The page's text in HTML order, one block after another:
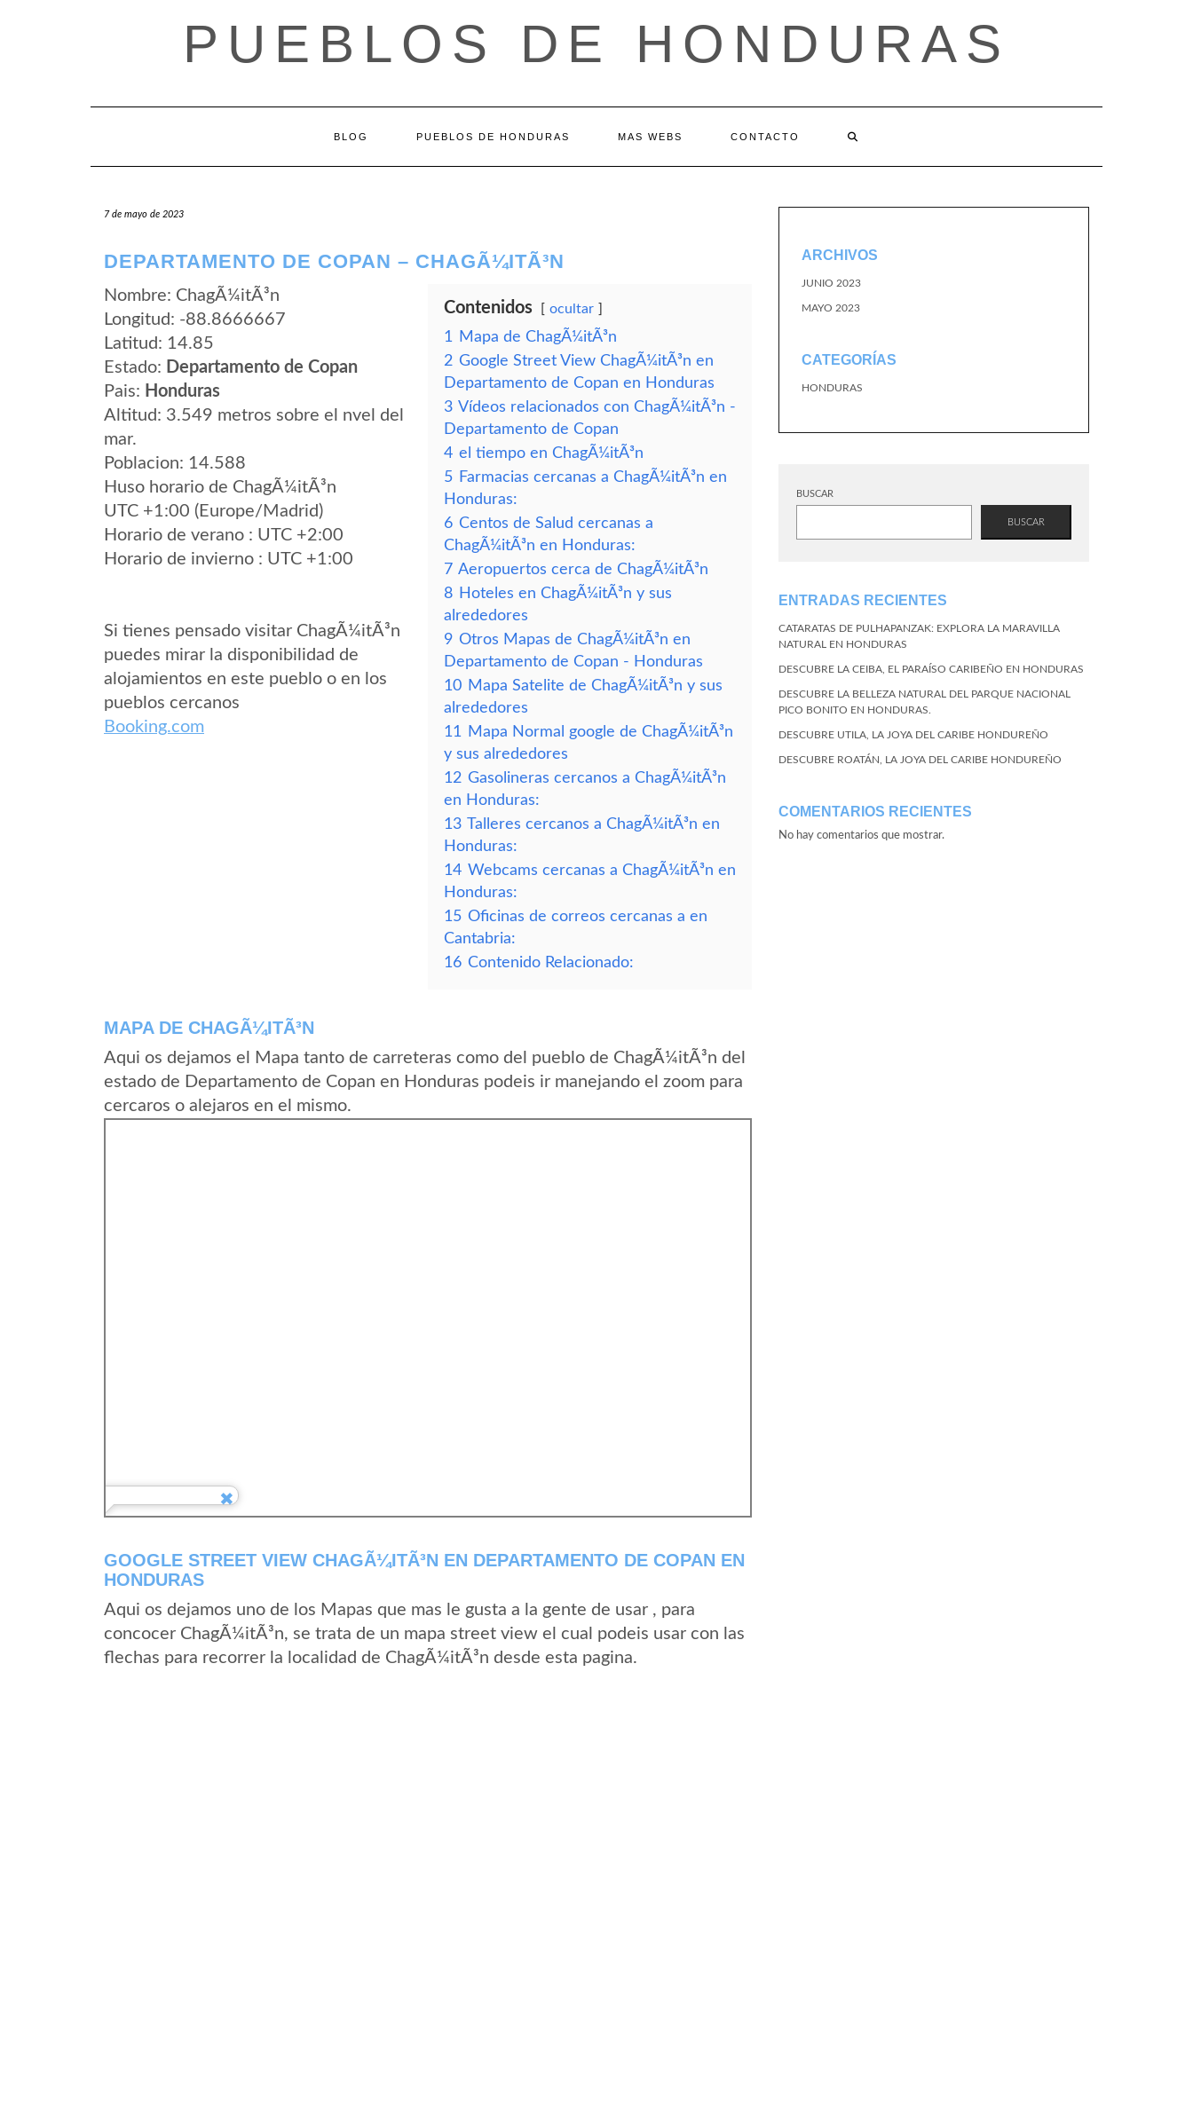
PUEBLOS DE HONDURAS
BLOG PUEBLOS DE HONDURAS MAS WEBS CONTACTO
7 de mayo de 2023
DEPARTAMENTO DE COPAN – CHAGÃ¼ITÃ³N
Nombre: ChagÃ¼itÃ³n
Longitud: -88.8666667
Latitud: 14.85
Estado: Departamento de Copan
Pais: Honduras
Altitud: 3.549 metros sobre el nvel del
mar.
Poblacion: 14.588
Huso horario de ChagÃ¼itÃ³n
UTC +1:00 (Europe/Madrid)
Horario de verano : UTC +2:00
Horario de invierno : UTC +1:00
Si tienes pensado visitar ChagÃ¼itÃ³n
puedes mirar la disponibilidad de
alojamientos en este pueblo o en los
pueblos cercanos
Booking.com
Contenidos ocultar
1
Mapa de ChagÃ¼itÃ³n
2 Google Street View ChagÃ¼itÃ³n en
Departamento de Copan en Honduras
3 Vídeos relacionados con ChagÃ¼itÃ³n -
Departamento de Copan
4 el tiempo en ChagÃ¼itÃ³n
5 Farmacias cercanas a ChagÃ¼itÃ³n en
Honduras:
6 Centos de Salud cercanas a
ChagÃ¼itÃ³n en Honduras:
7 Aeropuertos cerca de ChagÃ¼itÃ³n
8 Hoteles en ChagÃ¼itÃ³n y sus
alrededores
9 Otros Mapas de ChagÃ¼itÃ³n en
Departamento de Copan - Honduras
10 Mapa Satelite de ChagÃ¼itÃ³n y sus
alrededores
11
Mapa Normal google de ChagÃ¼itÃ³n
y sus alrededores
12 Gasolineras cercanos a ChagÃ¼itÃ³n
en Honduras:
13 Talleres cercanos a ChagÃ¼itÃ³n en
Honduras:
14 Webcams cercanas a ChagÃ¼itÃ³n en
Honduras:
15 Oficinas de correos cercanas a en
Cantabria:
16 Contenido Relacionado:
MAPA DE CHAGÃ¼ITÃ³N
Aqui os dejamos el Mapa tanto de carreteras como del pueblo de ChagÃ¼itÃ³n del
estado de Departamento de Copan en Honduras podeis ir manejando el zoom para
cercaros o alejaros en el mismo.
GOOGLE STREET VIEW CHAGÃ¼ITÃ³N EN DEPARTAMENTO DE COPAN EN
HONDURAS
Aqui os dejamos uno de los Mapas que mas le gusta a la gente de usar , para
concocer ChagÃ¼itÃ³n, se trata de un mapa street view el cual podeis usar con las
flechas para recorrer la localidad de ChagÃ¼itÃ³n desde esta pagina.
ARCHIVOS
JUNIO 2023
MAYO 2023
CATEGORÍAS
HONDURAS
BUSCAR
BUSCAR
ENTRADAS RECIENTES
CATARATAS DE PULHAPANZAK: EXPLORA LA MARAVILLA
NATURAL EN HONDURAS
DESCUBRE LA CEIBA, EL PARAÍSO CARIBEÑO EN HONDURAS
DESCUBRE LA BELLEZA NATURAL DEL PARQUE NACIONAL
PICO BONITO EN HONDURAS.
DESCUBRE UTILA, LA JOYA DEL CARIBE HONDUREÑO
DESCUBRE ROATÁN, LA JOYA DEL CARIBE HONDUREÑO
COMENTARIOS RECIENTES
No hay comentarios que mostrar.